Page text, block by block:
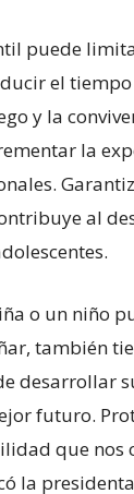
puede
el
y la
la
al
o un niño
también
desarrollar
futuro.
que nos
la